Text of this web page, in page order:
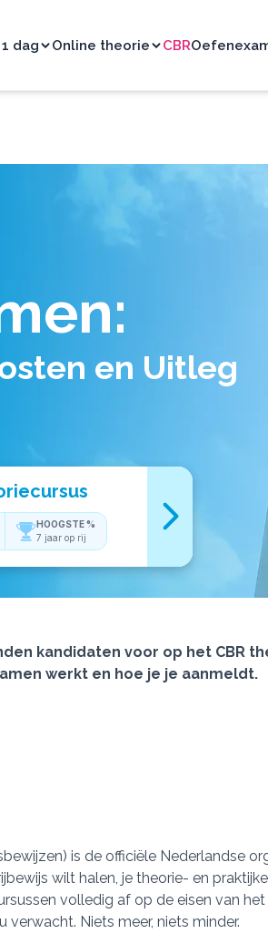
dag Online theorie CBR
:
en Uitleg
HOOGSTE %
7 jaar op rij
kandidaten voor op het CBR
werkt en hoe je je aanmeldt.
is de officiële Nederlandse
wilt halen, je theorie- en
volledig af op de eisen van
Niets meer, niets minder.